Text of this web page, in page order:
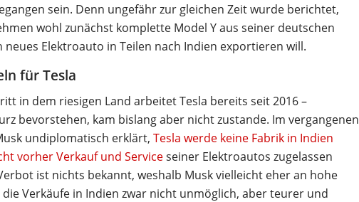
sein. Denn ungefähr zur gleichen Zeit wurde berichtet,
wohl zunächst komplette Model Y aus seiner deutschen
neues Elektroauto in Teilen nach Indien exportieren will.
für Tesla
in dem riesigen Land arbeitet Tesla bereits seit 2016 –
bevorstehen, kam bislang aber nicht zustande. Im vergangenen
undiplomatisch erklärt, Tesla werde keine Fabrik in Indien
vorher Verkauf und Serviceseiner Elektroautos zugelassen
ist nichts bekannt, weshalb Musk vielleicht eher an hohe
Verkäufe in Indien zwar nicht unmöglich, aber teurer und